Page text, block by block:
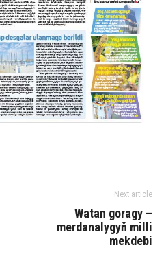
Next article
Watan goragy –
merdanalygyň milli
mekdebi